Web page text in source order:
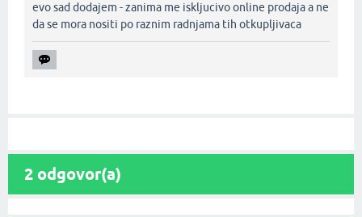
evo sad dodajem - zanima me iskljucivo online prodaja a ne
da se mora nositi po raznim radnjama tih otkupljivaca‌
2 odgovor(a)